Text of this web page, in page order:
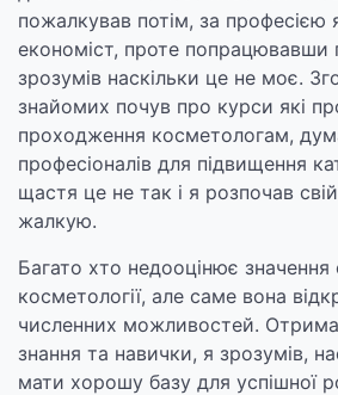
пожалкував потім, за професією
економіст, проте попрацювавши
зрозумів наскільки це не моє.
знайомих почув про курси які
проходження косметологам,
професіоналів для підвищення
щастя це не так і я розпочав
жалкую.
Багато хто недооцінює значення
косметології, але саме вона
численних можливостей.
знання та навички, я зрозумів,
мати хорошу базу для успішної